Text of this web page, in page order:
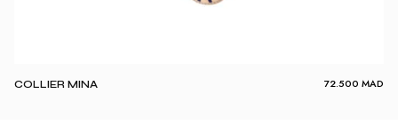
COLLIER MINA 72.500 MAD